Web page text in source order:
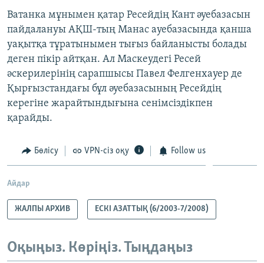
Ватанка мұнымен қатар Ресейдің Кант әуебазасын
пайдалануы АҚШ-тың Манас ауебазасында қанша
уақытқа тұратынымен тығыз байланысты болады
деген пікір айтқан. Ал Маскеудегі Ресей
әскерилерінің сарапшысы Павел Фелгенхауер де
Қырғызстандағы бұл әуебазасының Ресейдің
керегіне жарайтындығына сенімсіздікпен
қарайды.
Бөлісу VPN-сіз оқу Follow us
Айдар
ЖАЛПЫ АРХИВ ЕСКІ АЗАТТЫҚ (6/2003-7/2008)
Оқыңыз. Көріңіз. Тыңдаңыз